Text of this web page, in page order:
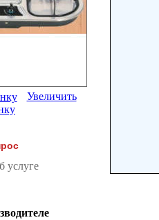
Увеличить
услуге